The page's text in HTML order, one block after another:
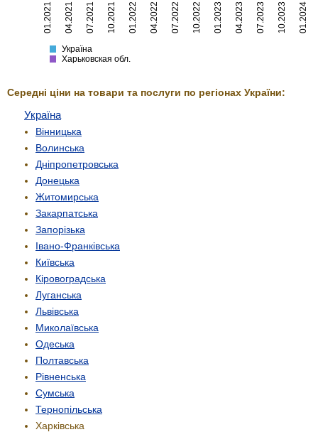
Україна
Харьковская
01.2021 04.2021 07.2021 10.2021 01.2022 04.2022 07.2022 10.2022 01.2023 04.2023 07.2023 10.2023 01.2024
Україна
Харьковская обл.
Середні ціни на товари та послуги по регіонах України:
Україна
Вінницька
Волинська
Дніпропетровська
Донецька
Житомирська
Закарпатська
Запорізька
Івано-Франківська
Київська
Кіровоградська
Луганська
Львівська
Миколаївська
Одеська
Полтавська
Рівненська
Сумська
Тернопільська
Харківська